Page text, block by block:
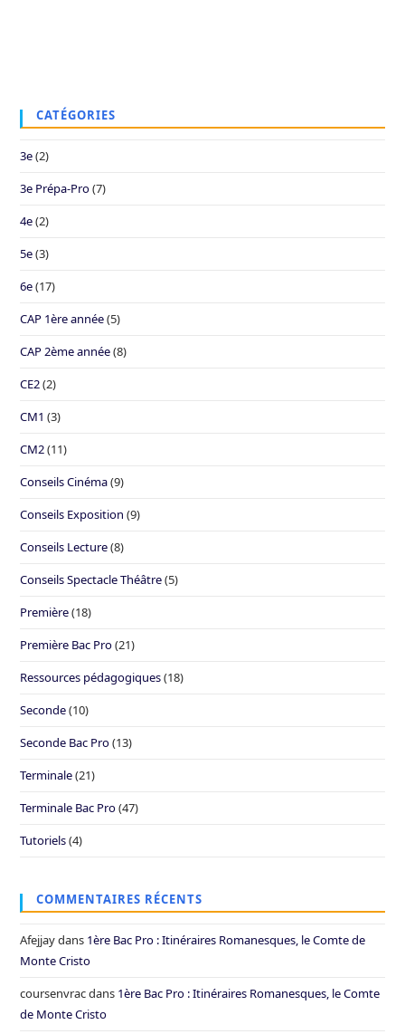
CATÉGORIES
3e(2)
3e Prépa-Pro(7)
4e(2)
5e(3)
6e(17)
CAP 1ère année(5)
CAP 2ème année(8)
CE2(2)
CM1 (3)
CM2(11)
Conseils Cinéma(9)
Conseils Exposition (9)
Conseils Lecture(8)
Conseils Spectacle Théâtre(5)
Première(18)
Première Bac Pro(21)
Ressources pédagogiques(18)
Seconde(10)
Seconde Bac Pro(13)
Terminale(21)
Terminale Bac Pro(47)
Tutoriels(4)
COMMENTAIRES RÉCENTS
Afejjaydans 1ère Bac Pro : Itinéraires Romanesques, le Comte de
Monte Cristo
coursenvracdans 1ère Bac Pro : Itinéraires Romanesques, le Comte
de Monte Cristo